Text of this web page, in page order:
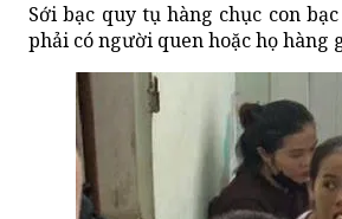
Sới bạc quy tụ hàng chục con
phải có người quen hoặc họ